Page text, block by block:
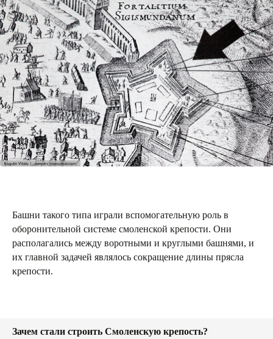
Башни такого типа играли вспомогательную роль в
оборонительной системе смоленской крепости. Они
располагались между воротными и круглыми башнями, и
их главной задачей являлось сокращение длины прясла
крепости.
Зачем стали строить Смоленскую крепость?